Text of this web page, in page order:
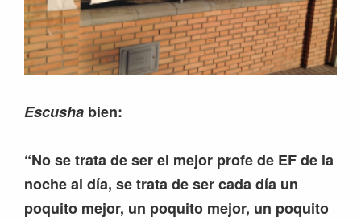
Escusha bien:
“No se trata de ser el mejor profe de EF de la
noche al día, se trata de ser cada día un
poquito mejor, un poquito mejor, un poquito